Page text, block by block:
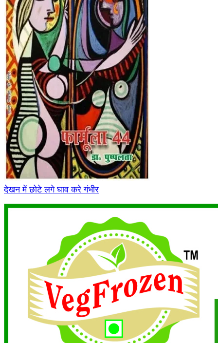
देखन में छोटे लगे घाव करे गंभीर